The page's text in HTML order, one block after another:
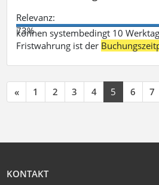
Relevanz:
73%
können systembedingt 10
Fristwahrung ist der
« 1 2 3 4 5 6 7
KONTAKT